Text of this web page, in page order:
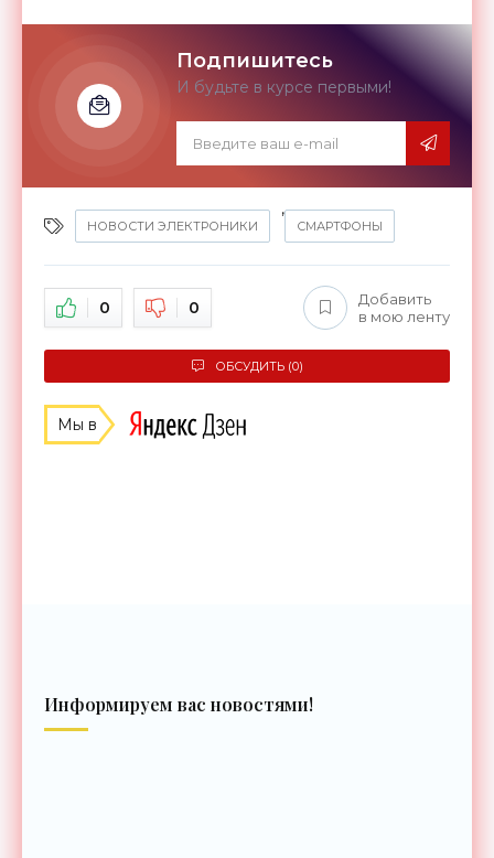
Подпишитесь
И будьте в курсе первыми!
НОВОСТИ ЭЛЕКТРОНИКИ
,
СМАРТФОНЫ
0 0
Добавить
в мою ленту
ОБСУДИТЬ (0)
Мы в
Информируем вас новостями!